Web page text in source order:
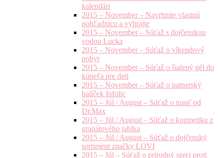
kalendári
2015 – November – Navrhnite vlastnú
pohľadnicu a vyhrajte
2015 – November – Súťaž s dojčenskou
vodou Lucka
2015 – November – Súťaž o víkendový
pobyt
2015 – November – Súťaž o šialený gél do
kúpeľa pre deti
2015 – November – Súťaž o patnerský
balíček Infolic
2015 – Júl / August – Súťaž o masť od
Dr.Max
2015 – Júl / August – Súťaž o kozmetiku z
granátového jablka
2015 – Júl / August – Súťaž o dojčenský
sortiment značky LOVI
2015 – Júl – Súťaž o prírodný sprej proti